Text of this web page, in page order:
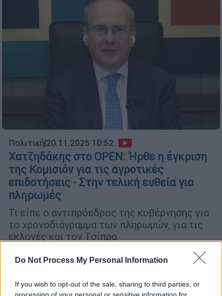
Do Not Process My Personal Information
If you wish to opt-out of the sale, sharing to third parties, or
processing of your personal or sensitive information for
Πολιτική|20.11.2025 10:52
Χατζηδάκης στο OPEN: Ήρθε η έγκριση
της Κομισιόν για τις αγροτικές
επιδοτήσεις - Στην τελική ευθεία για
πληρωμές
Τι είπε ο αντιπρόεδρος της κυβέρνησης για
το χρονοδιάγραμμα των πληρωμών, για τις
εκλογές και τον Τσίπρα